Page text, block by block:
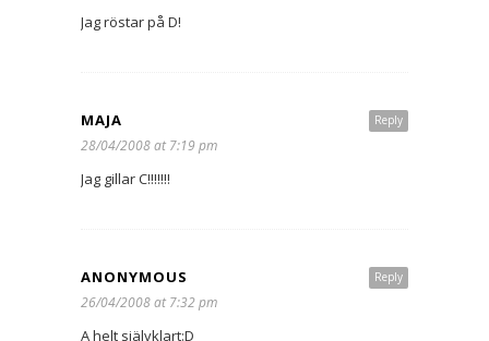
Jag röstar på D!
Reply
MAJA
28/04/2008 at 7:19 pm
Jag gillar C!!!!!!!
Reply
ANONYMOUS
26/04/2008 at 7:32 pm
A helt självklart:D